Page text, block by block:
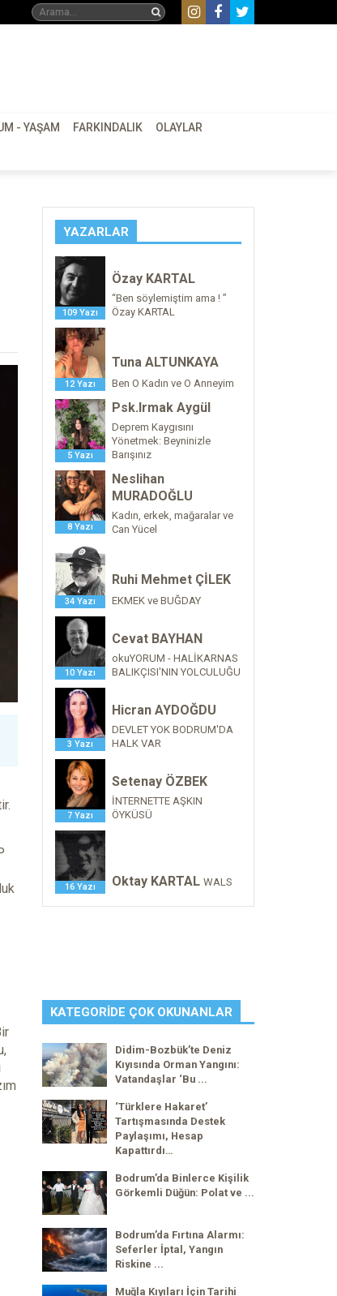
- YAŞAM FARKINDALIK OLAYLAR
YAZARLAR
109 Yazı
Özay KARTAL
“Ben söylemiştim ama ! ”
Özay KARTAL
12 Yazı
Tuna ALTUNKAYA
Ben O Kadın ve O Anneyim
5 Yazı
Psk.Irmak Aygül
Deprem Kaygısını
Yönetmek: Beyninizle
Barışınız
8 Yazı
Neslihan
MURADOĞLU
Kadın, erkek, mağaralar ve
Can Yücel
34 Yazı
Ruhi Mehmet ÇİLEK
EKMEK ve BUĞDAY
10 Yazı
Cevat BAYHAN
okuYORUM - HALİKARNAS
BALIKÇISI'NIN YOLCULUĞU
3 Yazı
Hicran AYDOĞDU
DEVLET YOK BODRUM'DA
HALK VAR
7 Yazı
Setenay ÖZBEK
İNTERNETTE AŞKIN
ÖYKÜSÜ
16 Yazı Oktay KARTAL WALS
KATEGORIDE ÇOK OKUNANLAR
Didim-Bozbük’te Deniz
Kıyısında Orman Yangını:
Vatandaşlar ‘Bu ...
‘Türklere Hakaret’
Tartışmasında Destek
Paylaşımı, Hesap
Kapattırdı…
Bodrum’da Binlerce Kişilik
Görkemli Düğün: Polat ve ...
Bodrum’da Fırtına Alarmı:
Seferler İptal, Yangın
Riskine ...
Muğla Kıyıları İçin Tarihi